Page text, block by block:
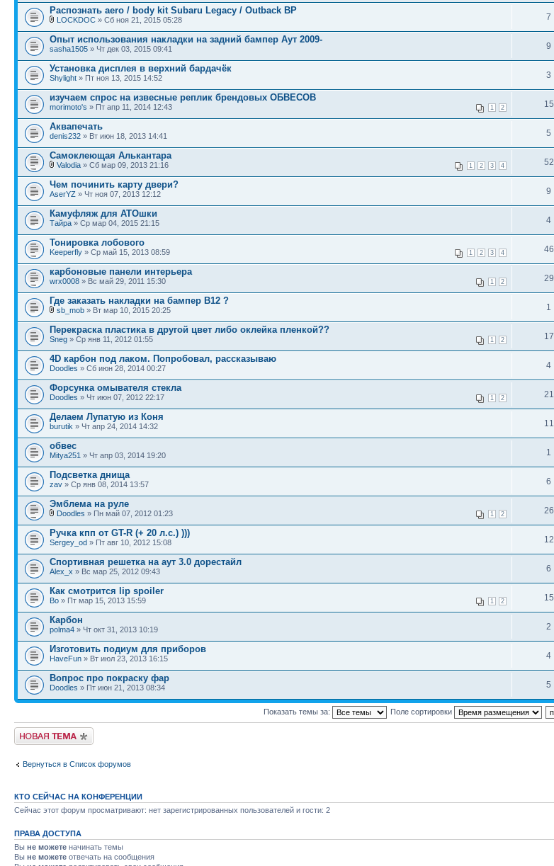
Распознать aero / body kit Subaru Legacy / Outback BP
LOCKDOC » Сб ноя 21, 2015 05:28 7
Опыт использования накладки на задний бампер Аут 2009-
sasha1505 » Чт дек 03, 2015 09:41 9
Установка дисплея в верхний бардачёк
Shylight » Пт ноя 13, 2015 14:52 3
изучаем спрос на извесные реплик брендовых ОБВЕСОВ
1 2
morimoto's » Пт апр 11, 2014 12:43 15
Аквапечать
denis232 » Вт июн 18, 2013 14:41 5
Самоклеющая Алькантара
1 2 3 4
Valodia » Сб мар 09, 2013 21:16 52
Чем починить карту двери?
AserYZ » Чт ноя 07, 2013 12:12 9
Камуфляж для АТОшки
Тайра » Ср мар 04, 2015 21:15 4
Тонировка лобового
1 2 3 4
Keeperfly » Ср май 15, 2013 08:59 46
карбоновые панели интерьера
1 2
wrx0008 » Вс май 29, 2011 15:30 29
Где заказать накладки на бампер B12 ?
sb_mob » Вт мар 10, 2015 20:25 1
Перекраска пластика в другой цвет либо оклейка пленкой??
1 2
Sneg » Ср янв 11, 2012 01:55 17
4D карбон под лаком. Попробовал, рассказываю
Doodles » Сб июн 28, 2014 00:27 4
Форсунка омывателя стекла
1 2
Doodles » Чт июн 07, 2012 22:17 21
Делаем Лупатую из Коня
burutik » Чт апр 24, 2014 14:32 11
обвес
Mitya251 » Чт апр 03, 2014 19:20 1
Подсветка днища
zav » Ср янв 08, 2014 13:57 6
Эмблема на руле
1 2
Doodles » Пн май 07, 2012 01:23 26
Ручка кпп от GT-R (+ 20 л.с.) )))
Sergey_od » Пт авг 10, 2012 15:08 12
Спортивная решетка на аут 3.0 дорестайл
Alex_x » Вс мар 25, 2012 09:43 6
Как смотрится lip spoiler
1 2
Bo » Пт мар 15, 2013 15:59 15
Карбон
polma4 » Чт окт 31, 2013 10:19 2
Изготовить подиум для приборов
HaveFun » Вт июл 23, 2013 16:15 4
Вопрос про покраску фар
Doodles » Пт июн 21, 2013 08:34 5
Показать темы за: Поле сортировки
Новая тема
Вернуться в Список форумов
КТО СЕЙЧАС НА КОНФЕРЕНЦИИ
Сейчас этот форум просматривают: нет зарегистрированных пользователей и гости: 2
ПРАВА ДОСТУПА
Вы не можете начинать темы
Вы не можете отвечать на сообщения